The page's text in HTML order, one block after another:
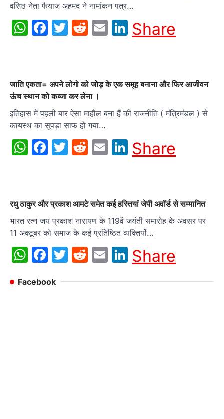
वरिष्ठ नेता फैयाज अहमद ने नामांकन पत्र…
WhatsApp
Facebook
Twitter
Reddit
EmailLinkedIn
Share
जाति एकता= अपने लोगो को जोड़ के एक समूह बनाना और फिर आजीवन
ऊंच स्थान को कब्जा कर लेना ।
इतिहास में पहली बार ऐसा माहौल बना हैं की राजनीति ( मंत्रिमंडल ) से
कायस्थ का सूपड़ा साफ हो गया…
WhatsApp
Facebook
Twitter
Reddit
EmailLinkedIn
Share
रधु ठाकुर और प्रकाश आमटे समेत कई हस्तियां जेपी अवॉर्ड से सम्मानित
भारत रत्न जय प्रकाश नारायण के 119वें जयंती समारोह के अवसर पर
11 अक्टूबर को समाज के कई प्रतिष्ठित व्यक्तियों…
WhatsApp
Facebook
Twitter
Reddit
EmailLinkedIn
Share
Facebook